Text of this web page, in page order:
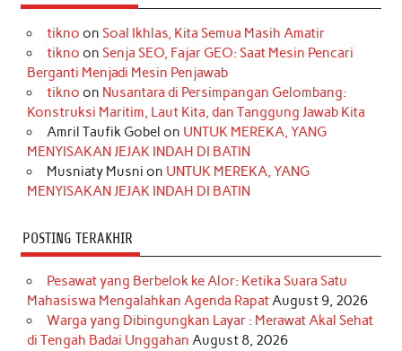
e
b
o
k
t
a
r
a
m
T
o
k
t
e
r
e
s
t
k
e
d
I
n
t
t
r
T
u
e
tikno on Soal Ikhlas, Kita Semua Masih Amatir
tikno on Senja SEO, Fajar GEO: Saat Mesin Pencari
Berganti Menjadi Mesin Penjawab
tikno on Nusantara di Persimpangan Gelombang:
Konstruksi Maritim, Laut Kita, dan Tanggung Jawab Kita
Amril Taufik Gobel on UNTUK MEREKA, YANG
MENYISAKAN JEJAK INDAH DI BATIN
Musniaty Musni on UNTUK MEREKA, YANG
MENYISAKAN JEJAK INDAH DI BATIN
POSTING TERAKHIR
Pesawat yang Berbelok ke Alor: Ketika Suara Satu
Mahasiswa Mengalahkan Agenda RapatAugust 9, 2026
Warga yang Dibingungkan Layar : Merawat Akal Sehat
di Tengah Badai Unggahan August 8, 2026